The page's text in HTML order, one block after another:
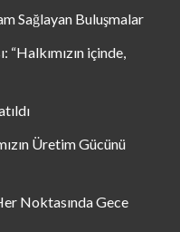
Sağlayan Buluşmalar
“Halkımızın içinde,
Üretim Gücünü
Noktasında Gece